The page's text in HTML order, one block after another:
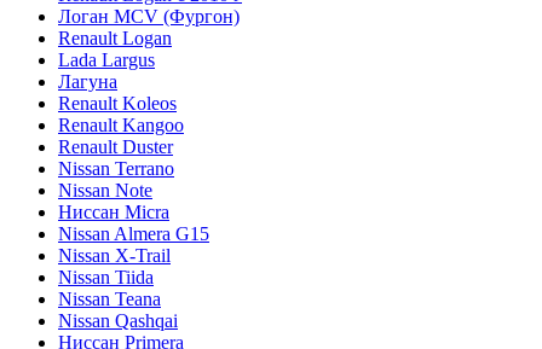
Логан МСV (Фургон)
Renault Logan
Lada Largus
Лагуна
Renault Koleos
Renault Kangoo
Renault Duster
Nissan Terrano
Nissan Note
Ниссан Micra
Nissan Almera G15
Nissan X-Trail
Nissan Tiida
Nissan Teana
Nissan Qashqai
Ниссан Primera